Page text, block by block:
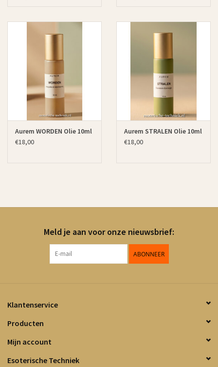
Aurem WORDEN Olie 10ml
€18,00
Aurem STRALEN Olie 10ml
€18,00
Meld je aan voor onze nieuwsbrief:
ABONNEER
Klantenservice
Producten
Mijn account
Esoterische Techniek